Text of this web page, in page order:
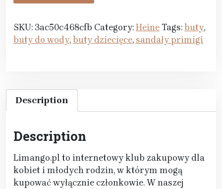
SKU: 3ac50c468cfb Category:HeineTags:buty,
buty do wody,buty dziecięce,sandały primigi
Description
Description
Limango.pl to internetowy klub zakupowy dla
kobiet i młodych rodzin, w którym mogą
kupować wyłącznie członkowie. W naszej